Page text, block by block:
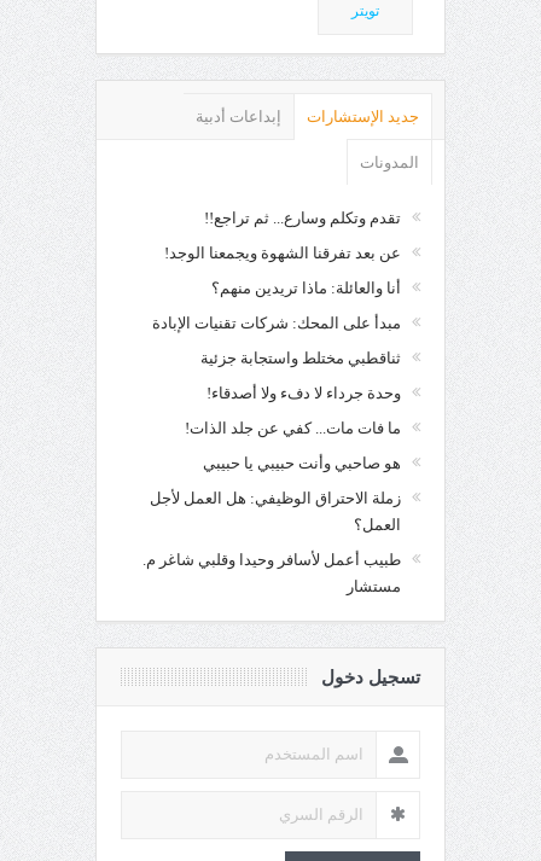
تويتر
جديد الإستشارات إبداعات أدبية
المدونات
تقدم وتكلم وسارع... ثم تراجع!!
عن بعد تفرقنا الشهوة ويجمعنا الوجد!
أنا والعائلة: ماذا تريدين منهم؟
مبدأ على المحك: شركات تقنيات الإبادة
ثناقطبي مختلط واستجابة جزئية
وحدة جرداء لا دفء ولا أصدقاء!
ما فات مات... كفي عن جلد الذات!
هو صاحبي وأنت حبيبي يا حبيبي
زملة الاحتراق الوظيفي: هل العمل لأجل
العمل؟
طبيب أعمل لأسافر وحيدا وقلبي شاغر م.
مستشار
تسجيل دخول